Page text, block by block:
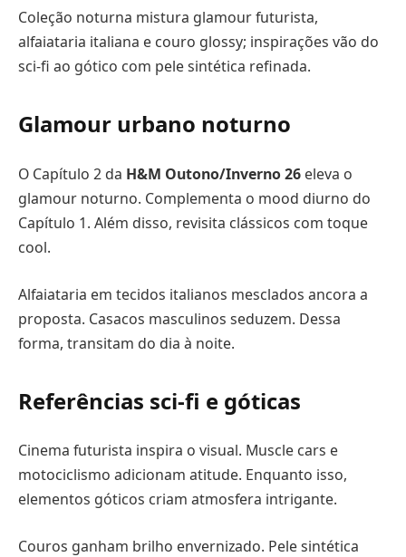
Coleção noturna mistura glamour futurista,
alfaiataria italiana e couro glossy; inspirações vão do
sci-fi ao gótico com pele sintética refinada.
Glamour urbano noturno
O Capítulo 2 da H&M Outono/Inverno 26 eleva o
glamour noturno. Complementa o mood diurno do
Capítulo 1. Além disso, revisita clássicos com toque
cool.
Alfaiataria em tecidos italianos mesclados ancora a
proposta. Casacos masculinos seduzem. Dessa
forma, transitam do dia à noite.
Referências sci-fi e góticas
Cinema futurista inspira o visual. Muscle cars e
motociclismo adicionam atitude. Enquanto isso,
elementos góticos criam atmosfera intrigante.
Couros ganham brilho envernizado. Pele sintética